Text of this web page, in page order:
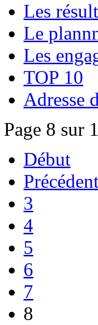
Les
Le
Les
TOP 10
Adresse
Page 8 sur
Début
3
4
5
6
7
8